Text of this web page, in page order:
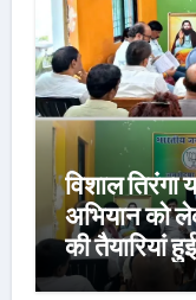
विशाल तिरंगा
अभियान को
की तैयारियां
नेताजी सुभाष